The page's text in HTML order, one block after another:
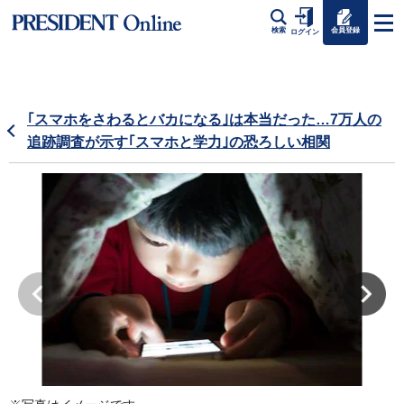
検索 ログイン 会員登録
｢スマホをさわるとバカになる｣は本当だった…7万人の
追跡調査が示す｢スマホと学力｣の恐ろしい相関